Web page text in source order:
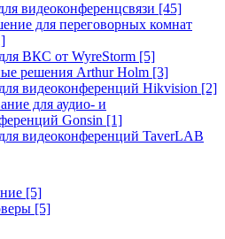
видеоконференцсвязи [45]
для переговорных комнат
ВКС от WyreStorm [5]
решения Arthur Holm [3]
видеоконференций Hikvision [2]
для аудио- и
Gonsin [1]
видеоконференций TaverLAB
[5]
[5]